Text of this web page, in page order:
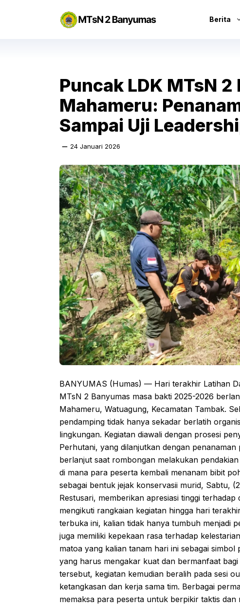
Berita
Puncak LDK MTsN
Mahameru:
Sampai Uji
24 Januari 2026
BANYUMAS (Humas) — ​Hari terakhir Latihan
MTsN 2 Banyumas masa bakti 2025-2026
Mahameru, Watuagung, Kecamatan Tambak.
pendamping tidak hanya sekadar berlatih
lingkungan. Kegiatan diawali dengan prosesi
Perhutani, yang dilanjutkan dengan
berlanjut saat rombongan melakukan
di mana para peserta kembali menanam bibit
sebagai bentuk jejak konservasii murid, Sabtu,
Restusari, memberikan apresiasi tinggi
mengikuti rangkaian kegiatan hingga hari
terbuka ini, kalian tidak hanya tumbuh menjadi
juga memiliki kepekaan rasa terhadap
matoa yang kalian tanam hari ini sebagai
yang harus mengakar kuat dan bermanfaat
tersebut, kegiatan kemudian beralih pada sesi
ketangkasan dan kerja sama tim. Berbagai
memaksa para peserta untuk berpikir taktis